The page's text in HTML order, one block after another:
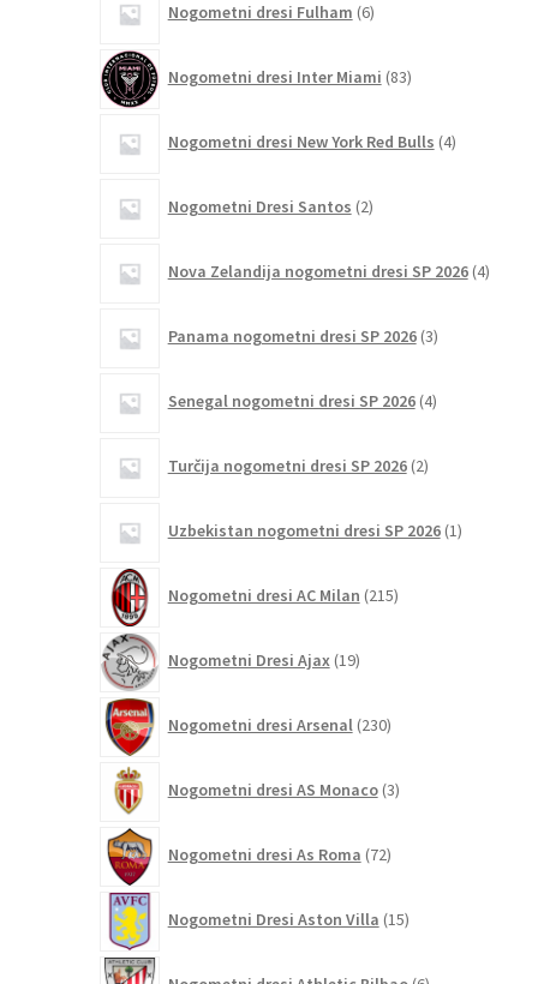
Nogometni dresi Fulham 6izdelkov
Nogometni dresi Inter Miami 83izdelkov
Nogometni dresi New York Red Bulls 4izdelki
Nogometni Dresi Santos 2izdelka
Nova Zelandija nogometni dresi SP 2026 4izdelki
Panama nogometni dresi SP 2026 3izdelki
Senegal nogometni dresi SP 2026 4izdelki
Turčija nogometni dresi SP 2026 2izdelka
Uzbekistan nogometni dresi SP 2026 1izdelek
Nogometni dresi AC Milan 215izdelkov
Nogometni Dresi Ajax 19izdelkov
Nogometni dresi Arsenal 230izdelkov
Nogometni dresi AS Monaco 3izdelki
Nogometni dresi As Roma 72izdelkov
Nogometni Dresi Aston Villa 15izdelkov